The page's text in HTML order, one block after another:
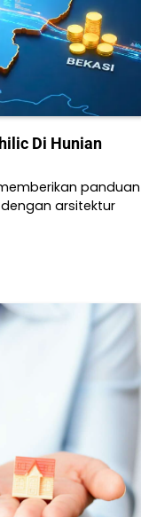
Di Hunian
panduan
arsitektur